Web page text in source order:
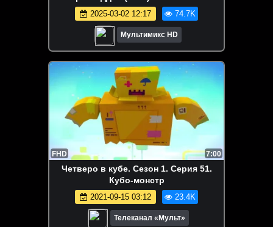
2025-03-02 12:17 74.7K
Мультимикс HD
FHD 7:00
Четверо в кубе. Сезон 1. Серия 51.
Кубо-монстр
2021-09-15 03:12 23.4K
Телеканал «Мульт»